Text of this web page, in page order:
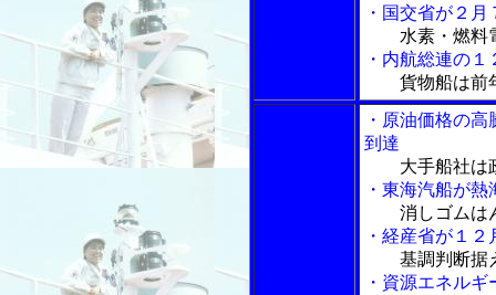
・国交省が２
水素・燃料
・内航総連の
貨物船は前
・原油価格の
到達
大手船社は
・東海汽船が
消しゴムは
・経産省が１
基調判断据
・資源エネル